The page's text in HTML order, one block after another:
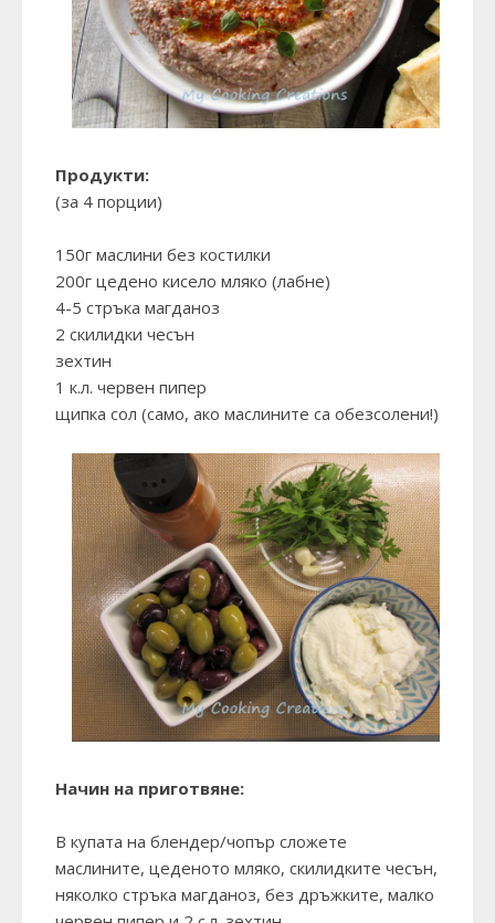
Продукти:
(за 4 порции)
150г маслини без костилки
200г цедено кисело мляко (лабне)
4-5 стръка магданоз
2 скилидки чесън
зехтин
1 к.л. червен пипер
щипка сол (само, ако маслините са обезсолени!)
Начин на приготвяне:
В купата на блендер/чопър сложете
маслините, цеденото мляко, скилидките чесън,
няколко стръка магданоз, без дръжките, малко